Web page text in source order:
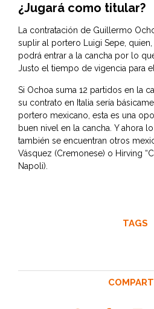
¿Jugará como titular?
La contratación de Guillermo
suplir al portero Luigi Sepe,
podrá entrar a la cancha por lo
Justo el tiempo de vigencia para
Si Ochoa suma 12 partidos en la
su contrato en Italia sería
portero mexicano, esta es una
buen nivel en la cancha. Y ahora
también se encuentran otros
Vásquez (Cremonese) o Hirving
Napoli).
TAGS